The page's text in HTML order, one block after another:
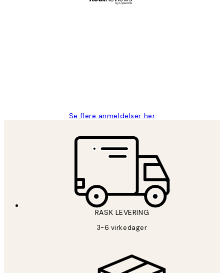
Se flere anmeldelser her
RASK LEVERING
3-6 virkedager